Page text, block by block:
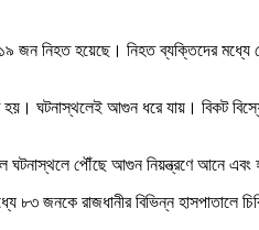
জন নিহত হয়েছে। নিহত ব্যক্তিদের
হয়। ঘটনাস্থলেই আগুন ধরে যায়। বিকট
ঘটনাস্থলে পৌঁছে আগুন নিয়ন্ত্রণে আনে এবং
৮৩ জনকে রাজধানীর বিভিন্ন হাসপাতালে